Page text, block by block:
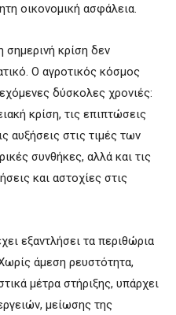
οικονομική ασφάλεια.
σημερινή κρίση δεν
Ο αγροτικός κόσμος
δύσκολες χρονιές:
κρίση, τις επιπτώσεις
αυξήσεις στις τιμές των
συνθήκες, αλλά και τις
και αστοχίες στις
εξαντλήσει τα περιθώρια
άμεση ρευστότητα,
μέτρα στήριξης, υπάρχει
μείωσης της